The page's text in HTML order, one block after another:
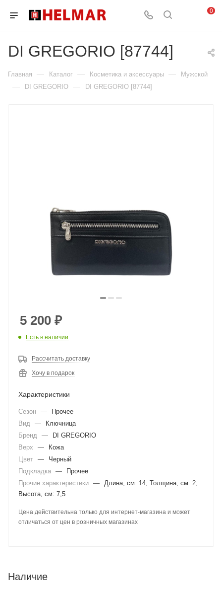
0
DI GREGORIO [87744]
Главная — Каталог — Косметика и аксессуары — Мужской
— DI GREGORIO — DI GREGORIO [87744]
5 200 ₽
Есть в наличии
Рассчитать доставку
Хочу в подарок
Характеристики
Сезон —
Прочее
Вид
—
Ключница
Бренд
—
DI GREGORIO
Верх
—
Кожа
Цвет —
Черный
Подкладка —
Прочее
Прочие характеристики —
Длина, см: 14; Толщина, см: 2;
Высота, см: 7,5
Цена действительна только для интернет-магазина и может
отличаться от цен в розничных магазинах
Наличие